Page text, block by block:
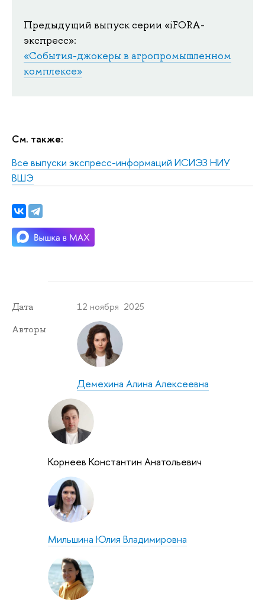
Предыдущий выпуск серии «iFORA-
экспресс»:
«События-джокеры в агропромышленном
комплексе»
См. также:
Все выпуски экспресс-информаций ИСИЭЗ НИУ
ВШЭ
Дата 12 ноября 2025
Авторы
Демехина Алина Алексеевна
Корнеев Константин Анатольевич
Мильшина Юлия Владимировна